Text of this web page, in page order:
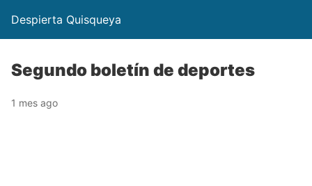
Despierta Quisqueya
Segundo boletín de deportes
1 mes ago